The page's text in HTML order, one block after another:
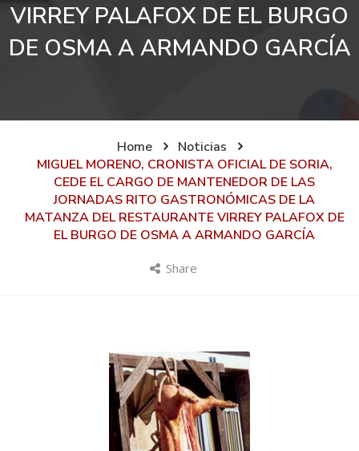
VIRREY PALAFOX DE EL BURGO
DE OSMA A ARMANDO GARCÍA
Home
Noticias
MIGUEL MORENO, CRONISTA OFICIAL DE SORIA,
CEDE EL CARGO DE MANTENEDOR DE LAS
JORNADAS RITO GASTRONÓMICAS DE LA
MATANZA DEL RESTAURANTE VIRREY PALAFOX DE
EL BURGO DE OSMA A ARMANDO GARCÍA
Share